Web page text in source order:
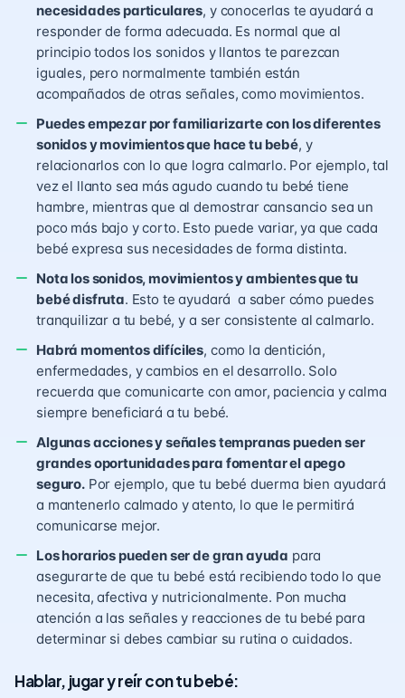
necesidades particulares, y conocerlas te ayudará a
responder de forma adecuada. Es normal que al
principio todos los sonidos y llantos te parezcan
iguales, pero normalmente también están
acompañados de otras señales, como movimientos.
Puedes empezar por familiarizarte con los diferentes
sonidos y movimientos que hace tu bebé, y
relacionarlos con lo que logra calmarlo. Por ejemplo, tal
vez el llanto sea más agudo cuando tu bebé tiene
hambre, mientras que al demostrar cansancio sea un
poco más bajo y corto. Esto puede variar, ya que cada
bebé expresa sus necesidades de forma distinta.
Nota los sonidos, movimientos y ambientes que tu
bebé disfruta. Esto te ayudará a saber cómo puedes
tranquilizar a tu bebé, y a ser consistente al calmarlo.
Habrá momentos difíciles, como la dentición,
enfermedades, y cambios en el desarrollo. Solo
recuerda que comunicarte con amor, paciencia y calma
siempre beneficiará a tu bebé.
Algunas acciones y señales tempranas pueden ser
grandes oportunidades para fomentar el apego
seguro.Por ejemplo, que tu bebé duerma bien ayudará
a mantenerlo calmado y atento, lo que le permitirá
comunicarse mejor.
Los horarios pueden ser de gran ayuda para
asegurarte de que tu bebé está recibiendo todo lo que
necesita, afectiva y nutricionalmente. Pon mucha
atención a las señales y reacciones de tu bebé para
determinar si debes cambiar su rutina o cuidados.
Hablar, jugar y reír con tu bebé: